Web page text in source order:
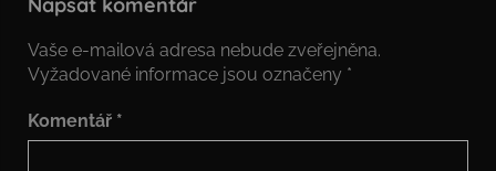
Vaše e-mailová adresa nebude zveřejněna.
Vyžadované informace jsou označeny *
Komentář *